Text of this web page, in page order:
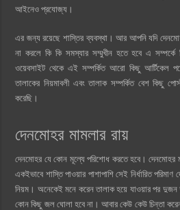
আইনেও প্রযোজ্য।
এর জন্য রয়েছে শাস্তির ব্যবস্থা। আর আপনি যদি
না করলে কি কি সমস্যার সম্মুখীন হতে হবে এ সম্পর্কে
ওয়েবসাইট থেকে এই সম্পর্কিত আরো কিছু আর্টিকেল
তালাকের নিয়মাবলী এবং তালাক সম্পর্কিত বেশ কিছু
করেছি।
দেনমোহর মামলার রায়
দেনমোহর যে কোন মূল্যে পরিশোধ করতে হবে। দেনমোহর
একইভাবে শাস্তি পাওয়ার পাশাপাশি সেই নির্ধারিত
নিয়ম। অনেকেই মনে করেন তালাক হয়ে যাওয়ার পর দুজন
কোন কিছু জল ঘোলা হবে না। আবার কেউ কেউ চিন্তা করেন